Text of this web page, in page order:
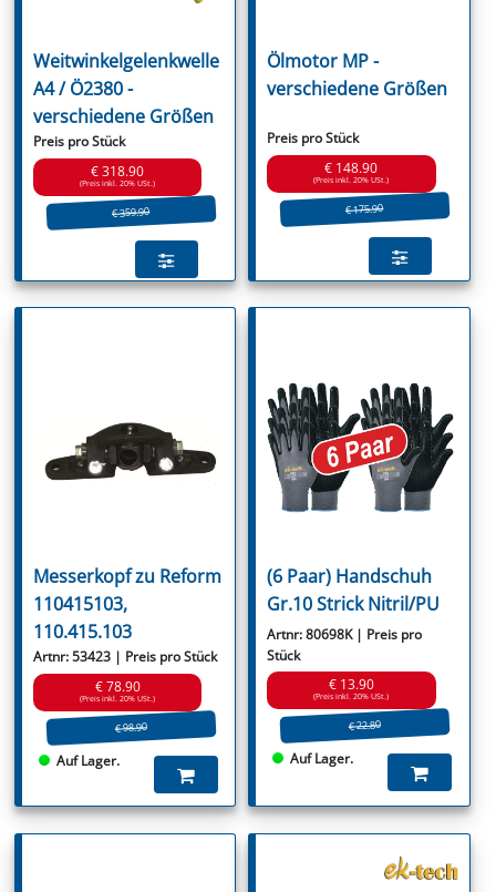
Weitwinkelgelenkwelle
A4 / Ö2380 -
verschiedene Größen
Preis pro Stück
€ 318.90
(Preis inkl. 20% USt.)
€ 359.90
Ölmotor MP -
verschiedene Größen
Preis pro Stück
€ 148.90
(Preis inkl. 20% USt.)
€ 175.90
Messerkopf zu Reform
110415103,
110.415.103
Artnr: 53423 | Preis pro Stück
€ 78.90
(Preis inkl. 20% USt.)
€ 98.90
Auf Lager.
(6 Paar) Handschuh
Gr.10 Strick Nitril/PU
Artnr: 80698K | Preis pro
Stück
€ 13.90
(Preis inkl. 20% USt.)
€ 22.80
Auf Lager.